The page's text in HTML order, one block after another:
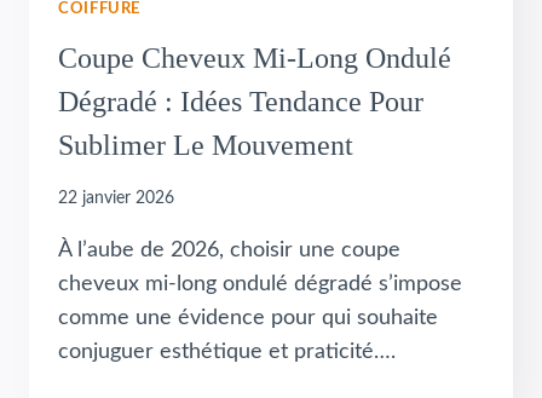
COIFFURE
Coupe Cheveux Mi-Long Ondulé
Dégradé : Idées Tendance Pour
Sublimer Le Mouvement
22 janvier 2026
À l’aube de 2026, choisir une coupe
cheveux mi-long ondulé dégradé s’impose
comme une évidence pour qui souhaite
conjuguer esthétique et praticité….